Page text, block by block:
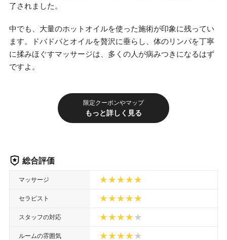
了されました。
中でも、大量のホットオイルを使った施術が印象に残ってい
ます。ドバドバとオイルを贅沢に垂らし、体のリンパを丁寧
に揉みほぐすマッサージは、多くの人が病みつきになるはず
ですよ。
限定クーポンやマップ
もっと詳しく見る
総合評価
マッサージ
セラピスト
スタッフの対応
ルームの雰囲気